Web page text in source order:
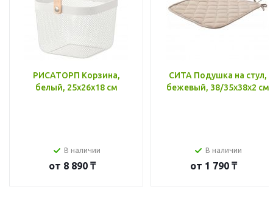
РИСАТОРП Корзина,
белый, 25x26x18 см
В наличии
от 8 890 ₸
СИТА Подушка на стул,
бежевый, 38/35x38x2 см
В наличии
от 1 790 ₸